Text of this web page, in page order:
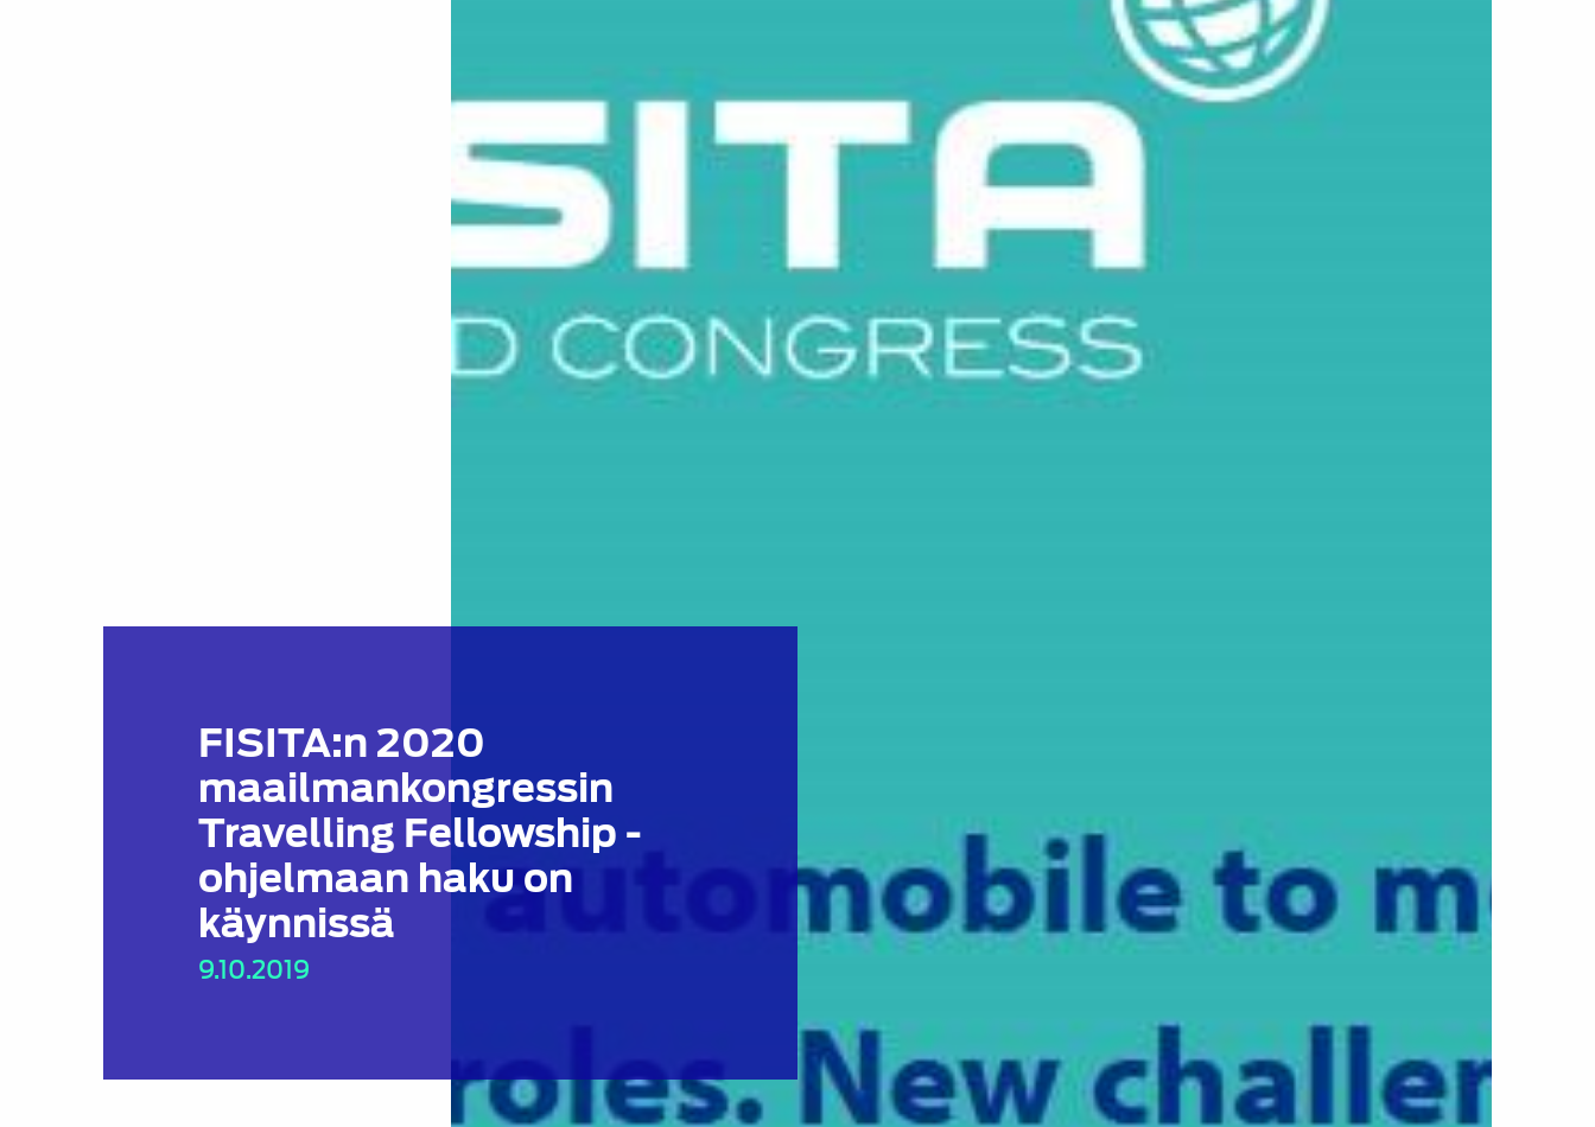
FISITA:n 2020
maailmankongressin
Travelling Fellowship -
ohjelmaan haku on
käynnissä
9.10.2019